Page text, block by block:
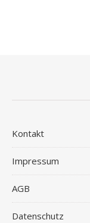
Kontakt
Impressum
AGB
Datenschutz